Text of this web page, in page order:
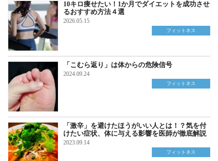
10キロ痩せたい！1か月でダイエットを成功させ
るおすすめ方法４選
2026.05.15
フィットネス
「こむら返り」は体からの危険信号
2024.09.24
フィットネス
「激辛」を避けたほうがいい人とは！？気を付
けたい症状、体に与える影響を医師が徹底解説
2023.09.14
フィットネス